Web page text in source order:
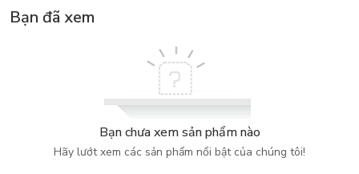
- Tại sao anh không cố gắng giành giật lại?
một câu hỏi đặt ra cho trí tuệ của trái tim. Vì hạnh phúc của
người kia mà chịu thiệt cho mình, đó là một lý do đẹp, đúng
- Anh vẫn chưa hồi phục được.
- Tôi có ốm đâu!
Bạn đã xem
Bạn chưa xem sản phẩm nào
Hãy lướt xem các sản phẩm nổi bật của chúng tôi!